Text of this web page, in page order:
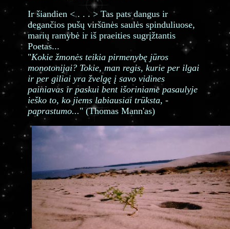
Ir šiandien < . . . > Tas pats dangus ir
degančios pušų viršūnės saulės spinduliuose,
marių ramybė ir iš praeities sugrįžtantis
Poetas...
"Kokie žmonės teikia pirmenybę jūros
monotonijai? Tokie, man regis, kurie per ilgai
ir per giliai yra žvelgę į savo vidines
painiavas ir paskui bent išoriniame pasaulyje
ieško to, ko jiems labiausiai trūksta, -
paprastumo..." (Thomas Mann'as)